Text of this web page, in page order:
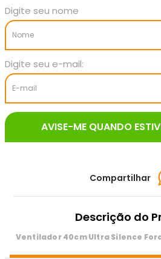
Compartilhar
Descrição do
Ventilador 40cm Ultra Silence